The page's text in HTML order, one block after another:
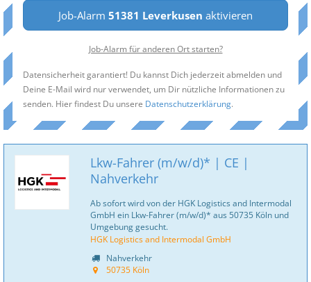
Job-Alarm 51381 Leverkusen aktivieren
Job-Alarm für anderen Ort starten?
Datensicherheit garantiert! Du kannst Dich jederzeit abmelden und
Deine E-Mail wird nur verwendet, um Dir nützliche Informationen zu
senden. Hier findest Du unsere Datenschutzerklärung.
Lkw-Fahrer (m/w/d)* | CE |
Nahverkehr
Ab sofort wird von der HGK Logistics and Intermodal
GmbH ein Lkw-Fahrer (m/w/d)* aus 50735 Köln und
Umgebung gesucht.
HGK Logistics and Intermodal GmbH
Nahverkehr
50735 Köln